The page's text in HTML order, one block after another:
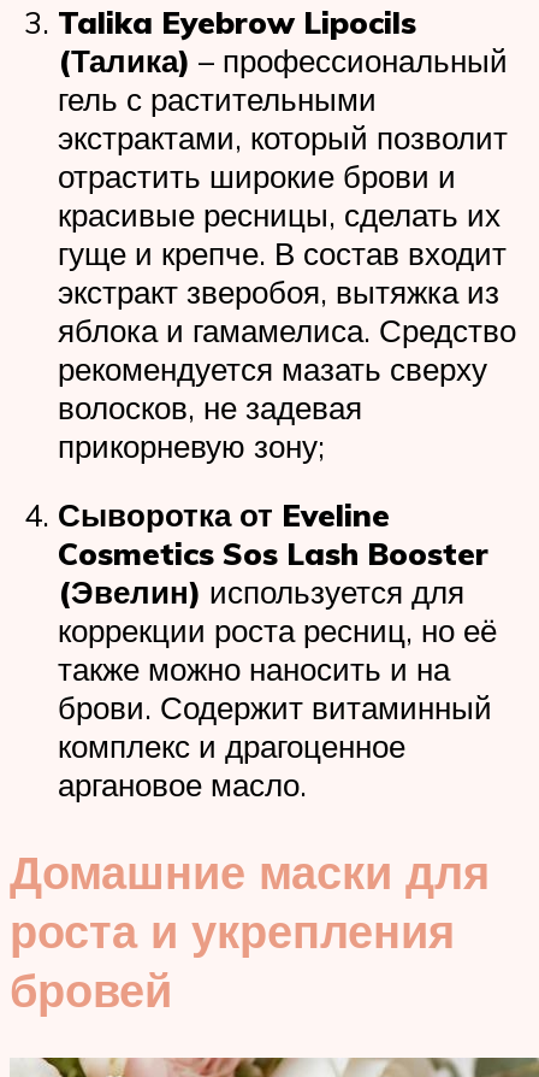
Talika Eyebrow Lipocils
(Талика) – профессиональный
гель с растительными
экстрактами, который позволит
отрастить широкие брови и
красивые ресницы, сделать их
гуще и крепче. В состав входит
экстракт зверобоя, вытяжка из
яблока и гамамелиса. Средство
рекомендуется мазать сверху
волосков, не задевая
прикорневую зону;
Сыворотка от Eveline
Cosmetics Sos Lash Booster
(Эвелин) используется для
коррекции роста ресниц, но её
также можно наносить и на
брови. Содержит витаминный
комплекс и драгоценное
аргановое масло.
Домашние маски для
роста и укрепления
бровей